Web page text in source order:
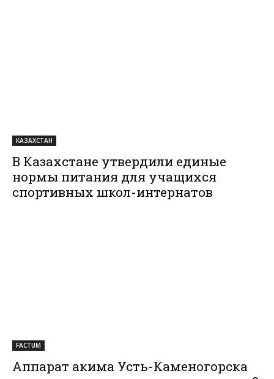
КАЗАХСТАН
В Казахстане утвердили единые
нормы питания для учащихся
спортивных школ-интернатов
FACTUM
Аппарат акима Усть-Каменогорска